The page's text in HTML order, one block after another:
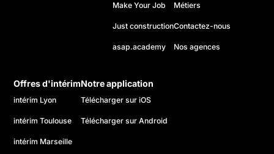
Make Your Job
Just construction
asap.academy
Métiers
Contactez-nous
Nos agences
Offres d'intérim
intérim Lyon
intérim Toulouse
intérim Marseille
Notre application
Télécharger sur iOS
Télécharger sur Android